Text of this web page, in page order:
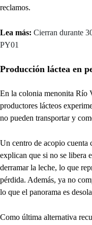
reclamos.
Lea más: Cierran durante
PY01
Producción láctea en
En la colonia menonita Río
productores lácteos
no pueden transportar y
Un centro de acopio cuenta
explican que si no se libera
derramar la leche, lo que
pérdida. Además, ya no
lo que el panorama es
Como última alternativa